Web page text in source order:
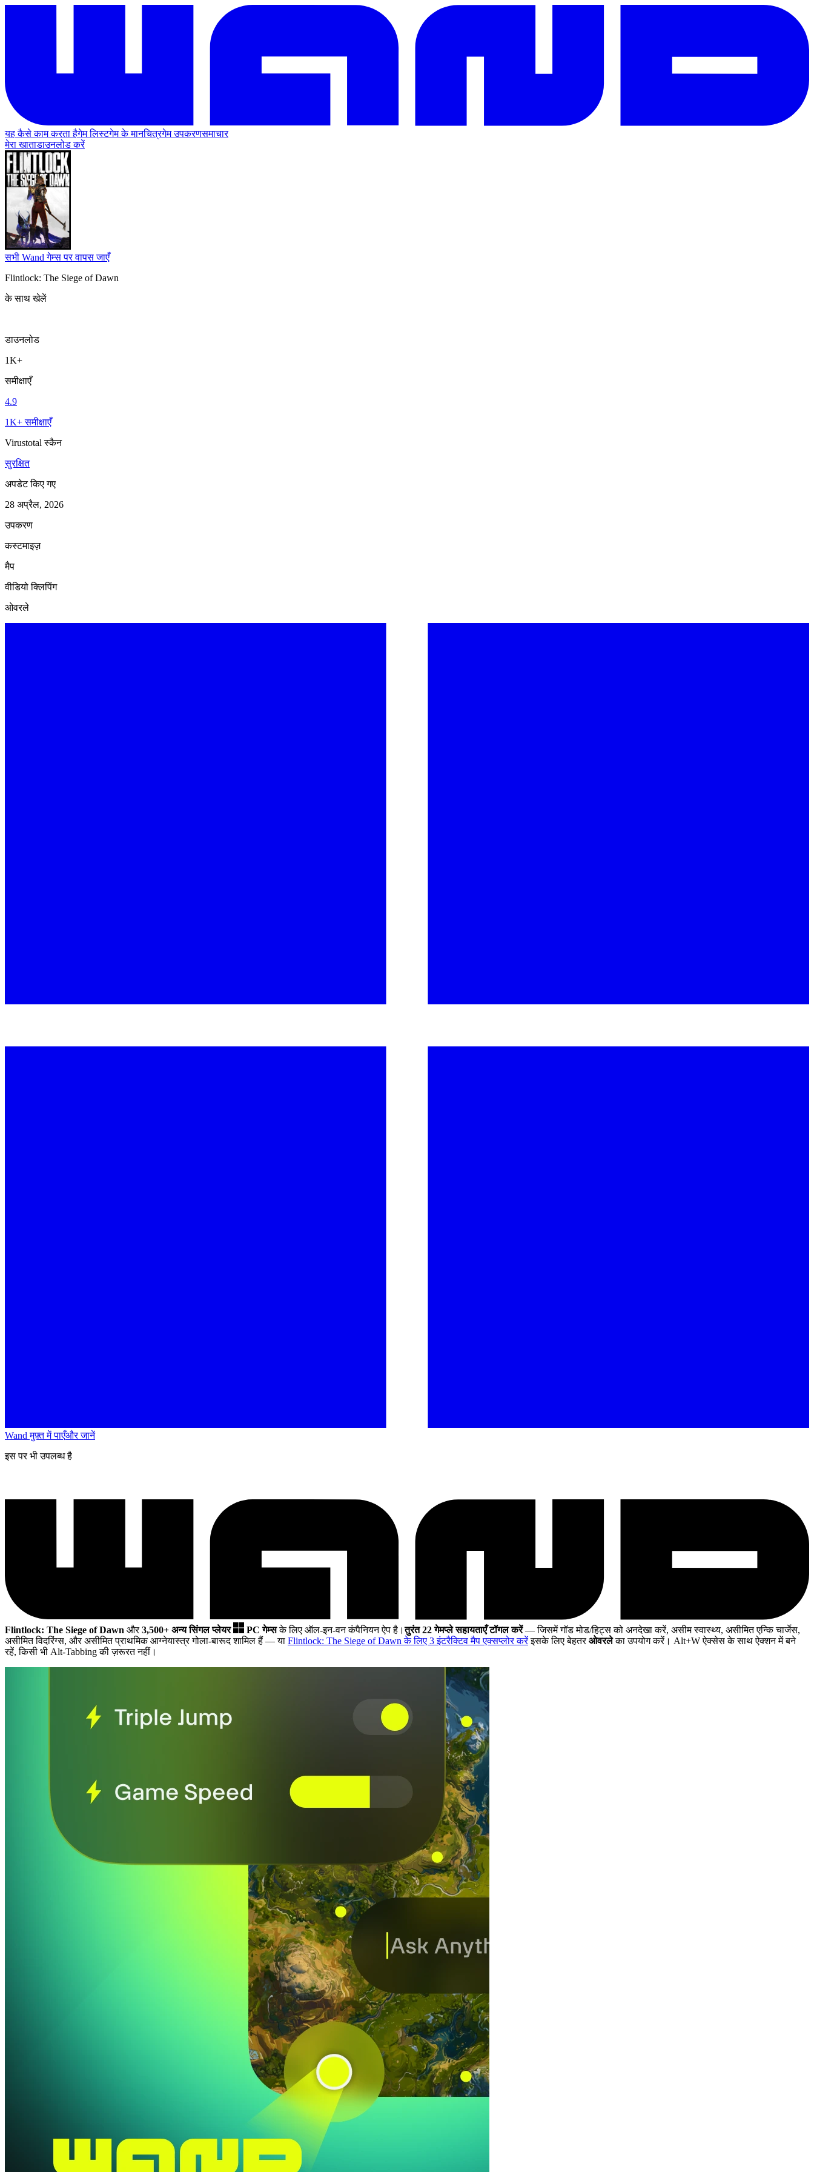
यह कैसे काम करता हैगेम लिस्टगेम के मानचित्रगेम उपकरणसमाचार
मेरा खाताडाउनलोड करें
सभी Wand गेम्स पर वापस जाएँ
Flintlock: The Siege of Dawn
के साथ खेलें
डाउनलोड
1K+
समीक्षाएँ
4.9
1K+ समीक्षाएँ
Virustotal स्कैन
सुरक्षित
अपडेट किए गए
28 अप्रैल, 2026
उपकरण
कस्टमाइज़
मैप
वीडियो क्लिपिंग
ओवरले
Wand मुफ़्त में पाएँऔर जानें
इस पर भी उपलब्ध है
Flintlock: The Siege of Dawn और3,500+ अन्य सिंगल प्लेयर PC गेम्सके लिए ऑल-इन-वन कंपैनियन ऐप है।तुरंत 22 गेमप्ले सहायताएँ टॉगल करें— जिसमें गॉड मोड/हिट्स को अनदेखा करें, असीम स्वास्थ्य, असीमित एन्कि चार्जेस,
असीमित विदरिंग्स, और असीमित प्राथमिक आग्नेयास्त्र गोला-बारूद शामिल हैं — या Flintlock: The Siege of Dawn के लिए 3 इंटरैक्टिव मैप एक्सप्लोर करें इसके लिए बेहतरओवरलेका उपयोग करें। Alt+W ऐक्सेस के साथ ऐक्शन में बने
रहें, किसी भी Alt-Tabbing की ज़रूरत नहीं।